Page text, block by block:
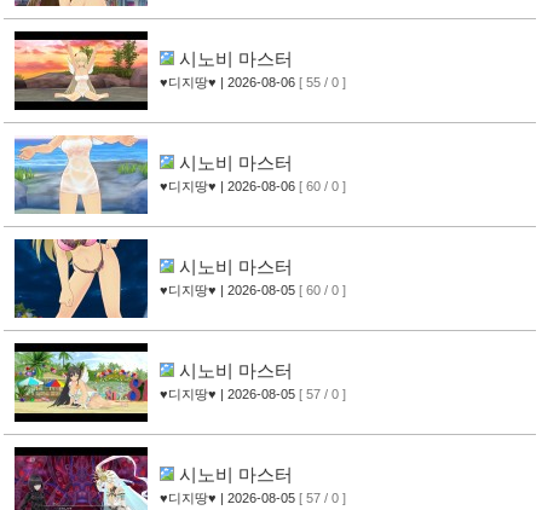
시노비 마스터
♥디지땅♥ | 2026-08-06 [ 55 / 0 ]
시노비 마스터
♥디지땅♥ | 2026-08-06 [ 60 / 0 ]
시노비 마스터
♥디지땅♥ | 2026-08-05 [ 60 / 0 ]
시노비 마스터
♥디지땅♥ | 2026-08-05 [ 57 / 0 ]
시노비 마스터
♥디지땅♥ | 2026-08-05 [ 57 / 0 ]